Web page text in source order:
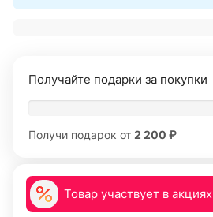
Получайте подарки за покупки
Получи подарок от 2 200 ₽
Товар участвует в акциях